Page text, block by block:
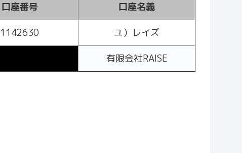
口座番号 口座名義
1142630 ユ）レイズ
有限会社RAISE